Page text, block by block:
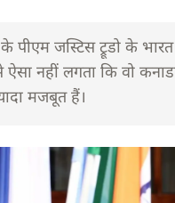
पीएम जस्टिस ट्रूडो के
ऐसा नहीं लगता कि वो
मजबूत हैं।